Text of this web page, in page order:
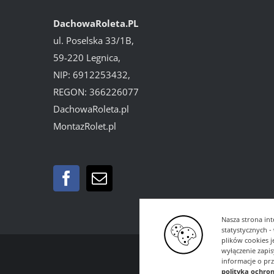
Nasza strona
statystycznych
plików cookies
wyłączenie
informacje o
polityka
DachowaRoleta.PL
ul. Poselska 33/1B,
59-220 Legnica,
NIP: 6912253432,
REGON: 366226077
DachowaRoleta.pl
MontazRolet.pl